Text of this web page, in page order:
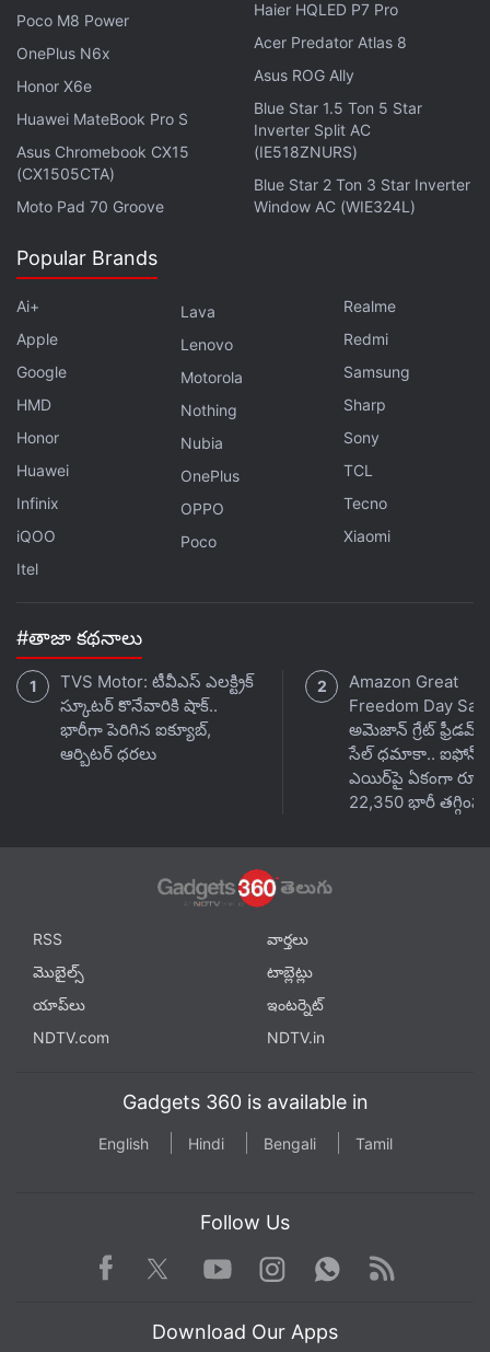
రూ.28,990 నుండి రూ.12,490కి తగ్గి వినియోగదారులను
ఆకట్టుకుంటోంది.
ఈ విధంగా, వాషింగ్ మెషీన్లు, ఫ్రిజ్‌లు,ACలు, డిష్‌వాషర్లు,
ఓవెన్లు, చిమ్నీలు వంటి అనేక అవసరమైన పరికరాలను భారీ
డిస్కౌంట్‌తో సొంతం చేసుకునే మంచి అవకాశం ఈ ఫెస్టివల్ సేల్
అందిస్తోంది. ఈ సెల్ లో మీ ఇంటికి కావలసిన ఎటువంటి
అవకాశం.
Poco M8 Power
OnePlus N6x
Honor X6e
Huawei MateBook Pro S
Asus Chromebook CX15
(CX1505CTA)
Moto Pad 70 Groove
Haier HQLED P7 Pro
Acer Predator Atlas 8
Asus ROG Ally
Blue Star 1.5 Ton 5 Star
Inverter Split AC
(IE518ZNURS)
Blue Star 2 Ton 3 Star Inverter
Window AC (WIE324L)
Popular Brands
Ai+
Apple
Google
HMD
Honor
Huawei
Infinix
iQOO
Itel
Lava
Lenovo
Motorola
Nothing
Nubia
OnePlus
OPPO
Poco
Realme
Redmi
Samsung
Sharp
Sony
TCL
Tecno
Xiaomi
#తాజా కథనాలు
TVS Motor: టీవీఎస్ ఎలక్ట్రిక్
స్కూటర్ కొనేవారికి షాక్..
భారీగా పెరిగిన ఐక్యూబ్,
ఆర్బిటర్ ధరలు
Amazon Great
Freedom Day
అమెజాన్ గ్రేట్ ఫ్రీడమ్
సేల్ ధమాకా.. ఐఫోన్
ఎయిర్‌పై ఏకంగా రూ.
22,350 భారీ తగ్గింపు
RSS
వార్తలు
మొబైల్స్
టాబ్లెట్లు
యాప్‌లు
ఇంటర్నెట్
NDTV.com
NDTV.in
Gadgets 360 is available in
English Hindi Bengali Tamil
Follow Us
Facebook TwitterYoutube
Instagram WhatsApp
Rss
Download Our Apps